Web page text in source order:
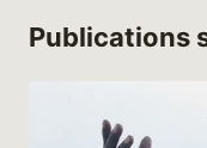
Publications